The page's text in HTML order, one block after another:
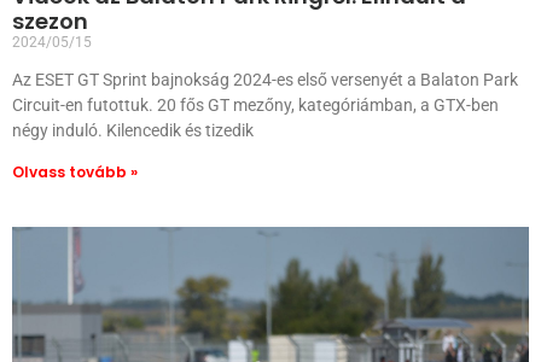
szezon
2024/05/15
Az ESET GT Sprint bajnokság 2024-es első versenyét a Balaton Park
Circuit-en futottuk. 20 fős GT mezőny, kategóriámban, a GTX-ben
négy induló. Kilencedik és tizedik
Olvass tovább »